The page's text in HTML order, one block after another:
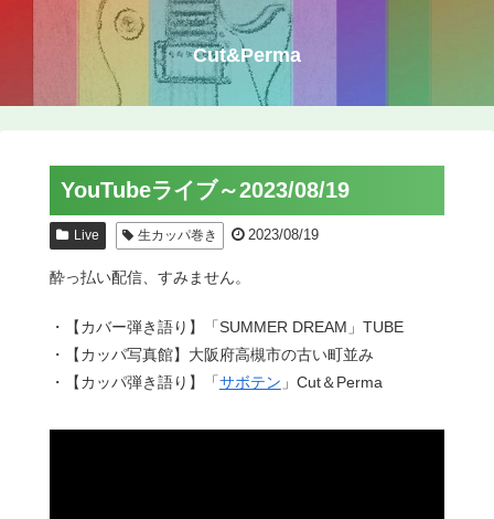
Cut&Perma
YouTubeライブ～2023/08/19
Live 生カッパ巻き 2023/08/19
酔っ払い配信、すみません。
・【カバー弾き語り】「SUMMER DREAM」TUBE
・【カッパ写真館】大阪府高槻市の古い町並み
・【カッパ弾き語り】「サボテン 」Cut＆Perma